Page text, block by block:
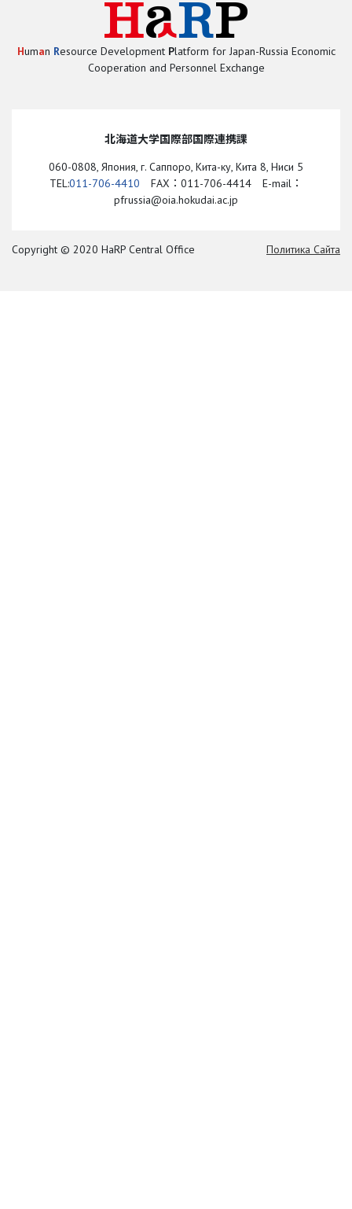
Human Resource Development Platform for Japan-Russia Economic
Cooperation and Personnel Exchange
北海道大学国際部国際連携課
060-0808, Япония, г. Саппоро, Кита-ку, Кита 8, Ниси 5
TEL:011-706-4410 FAX：011-706-4414 E-mail：
pfrussia@oia.hokudai.ac.jp
Copyright © 2020 HaRP Central Office Политика Cайта